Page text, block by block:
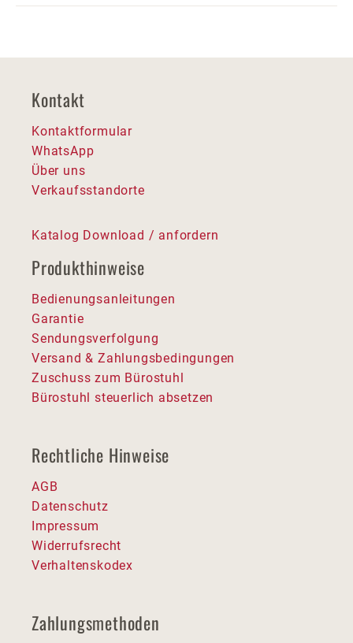
Kontakt
Kontaktformular
WhatsApp
Über uns
Verkaufsstandorte
Katalog Download / anfordern
Produkthinweise
Bedienungsanleitungen
Garantie
Sendungsverfolgung
Versand & Zahlungsbedingungen
Zuschuss zum Bürostuhl
Bürostuhl steuerlich absetzen
Rechtliche Hinweise
AGB
Datenschutz
Impressum
Widerrufsrecht
Verhaltenskodex
Zahlungsmethoden